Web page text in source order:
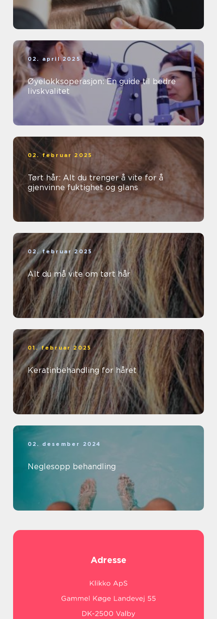
02. april 2025
Øyelokksoperasjon: En guide til bedre
livskvalitet
02. februar 2025
Tørt hår: Alt du trenger å vite for å
gjenvinne fuktighet og glans
02. februar 2025
Alt du må vite om tørt hår
01. februar 2025
Keratinbehandling for håret
02. desember 2024
Neglesopp behandling
Adresse